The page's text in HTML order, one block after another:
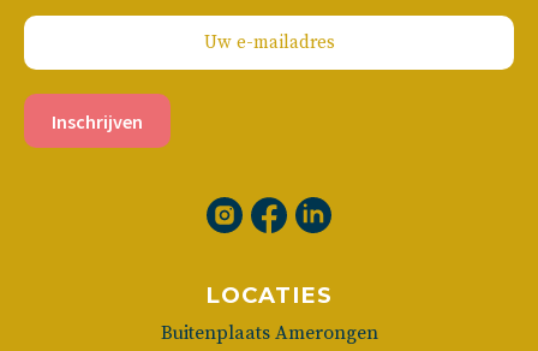
Inschrijven
LOCATIES
Buitenplaats Amerongen